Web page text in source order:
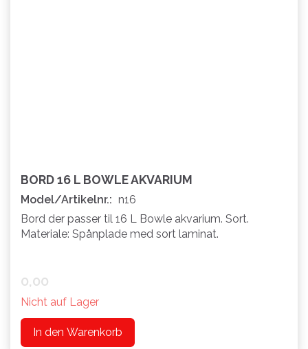
BORD 16 L BOWLE AKVARIUM
Model/Artikelnr.: n16
Bord der passer til 16 L Bowle akvarium. Sort.
Materiale: Spånplade med sort laminat.
0,00
Nicht auf Lager
In den Warenkorb